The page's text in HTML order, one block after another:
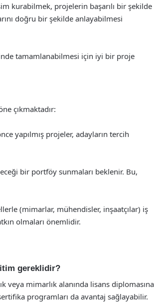
kurabilmek, projelerin başarılı bir şekilde
doğru bir şekilde anlayabilmesi
tamamlanabilmesi için iyi bir proje
çıkmaktadır:
yapılmış projeler, adayların tercih
bir portföy sunmaları beklenir. Bu,
(mimarlar, mühendisler, inşaatçılar) iş
olmaları önemlidir.
gereklidir?
veya mimarlık alanında lisans diplomasına
programları da avantaj sağlayabilir.